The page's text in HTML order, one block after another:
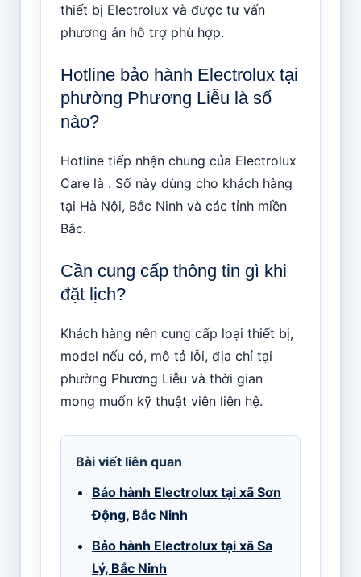
thiết bị Electrolux và được tư vấn
phương án hỗ trợ phù hợp.
Hotline bảo hành Electrolux tại
phường Phương Liễu là số
nào?
Hotline tiếp nhận chung của Electrolux
Care là . Số này dùng cho khách hàng
tại Hà Nội, Bắc Ninh và các tỉnh miền
Bắc.
Cần cung cấp thông tin gì khi
đặt lịch?
Khách hàng nên cung cấp loại thiết bị,
model nếu có, mô tả lỗi, địa chỉ tại
phường Phương Liễu và thời gian
mong muốn kỹ thuật viên liên hệ.
Bài viết liên quan
Bảo hành Electrolux tại xã Sơn
Động, Bắc Ninh
Bảo hành Electrolux tại xã Sa
Lý, Bắc Ninh